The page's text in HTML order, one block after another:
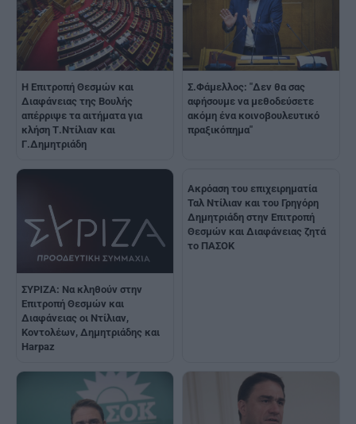
Η Επιτροπή Θεσμών και
Διαφάνειας της Βουλής
απέρριψε τα αιτήματα για
κλήση Τ.Ντίλιαν και
Γ.Δημητριάδη
Σ.Φάμελλος: "Δεν θα σας
αφήσουμε να μεθοδεύσετε
ακόμη ένα κοινοβουλευτικό
πραξικόπημα"
ΣΥΡΙΖΑ: Να κληθούν στην
Επιτροπή Θεσμών και
Διαφάνειας οι Ντίλιαν,
Κοντολέων, Δημητριάδης και
Harpaz
Ακρόαση του επιχειρηματία
Ταλ Ντίλιαν και του Γρηγόρη
Δημητριάδη στην Επιτροπή
Θεσμών και Διαφάνειας ζητά
το ΠΑΣΟΚ